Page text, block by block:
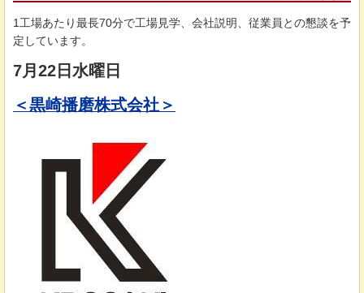
1工場あたり最長70分で工場見学、会社説明、従業員との懇談を予
定しています。
7月22日水曜日
＜黒崎播磨株式会社＞